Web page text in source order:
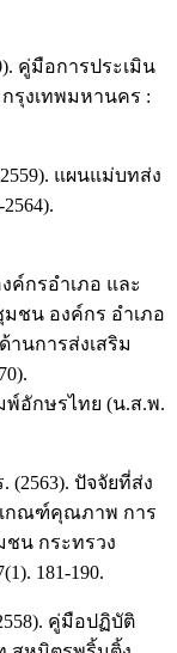
คู่มือการประเมิน
รุงเทพมหานคร :
แผนแม่บทส่ง
กรอำเภอ และ
ชน องค์กร อำเภอ
นการส่งเสริม
พ์อักษรไทย (น.ส.พ.
ปัจจัยที่ส่ง
เกณฑ์คุณภาพ การ
น กระทรวง
181-190.
คู่มือปฏิบัติ